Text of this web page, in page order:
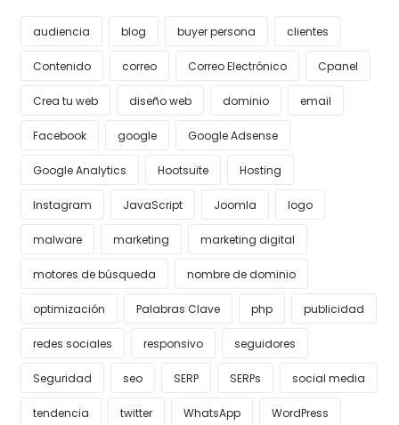
audiencia blog buyer persona clientes
Contenido correo Correo Electrónico Cpanel
Crea tu web diseño web dominio email
Facebook google Google Adsense
Google Analytics Hootsuite Hosting
Instagram JavaScript Joomla logo
malware marketing marketing digital
motores de búsqueda nombre de dominio
optimización Palabras Clave php publicidad
redes sociales responsivo seguidores
Seguridad seo SERP SERPs social media
tendencia twitter WhatsApp WordPress